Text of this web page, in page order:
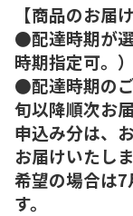
【商品のお届
●配達時期が
時期指定可。）
●配達時期の
旬以降順次お
申込み分は、
お届けいたし
希望の場合は
す。